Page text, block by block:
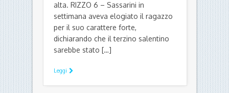
alta. RIZZO 6 – Sassarini in
settimana aveva elogiato il ragazzo
per il suo carattere forte,
dichiarando che il terzino salentino
sarebbe stato […]
Leggi